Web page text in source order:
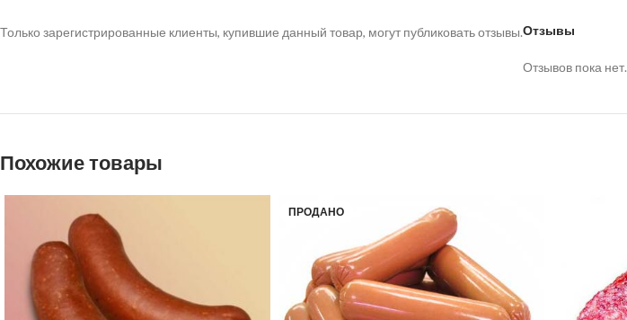
Отзывы
Отзывов пока нет.
Только зарегистрированные клиенты, купившие данный товар, могут публиковать отзывы.
Похожие товары
ПРОДАНО